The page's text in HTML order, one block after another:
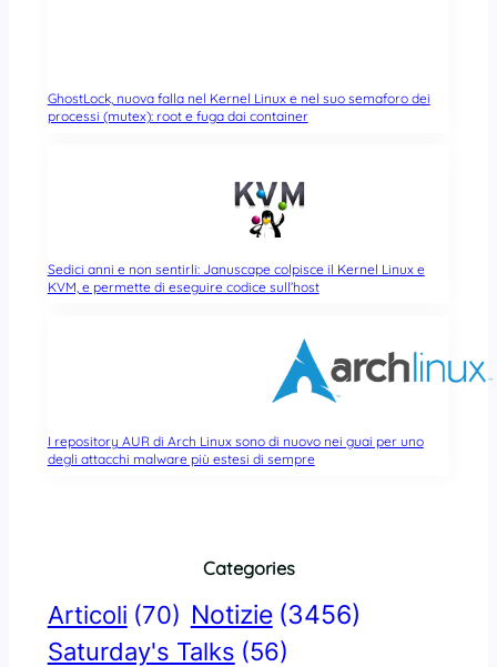
GhostLock, nuova falla nel Kernel Linux e nel suo semaforo dei
processi (mutex): root e fuga dai container
Sedici anni e non sentirli: Januscape colpisce il Kernel Linux e
KVM, e permette di eseguire codice sull’host
I repository AUR di Arch Linux sono di nuovo nei guai per uno
degli attacchi malware più estesi di sempre
Categories
Articoli (70) Notizie (3456)
Saturday's Talks (56)